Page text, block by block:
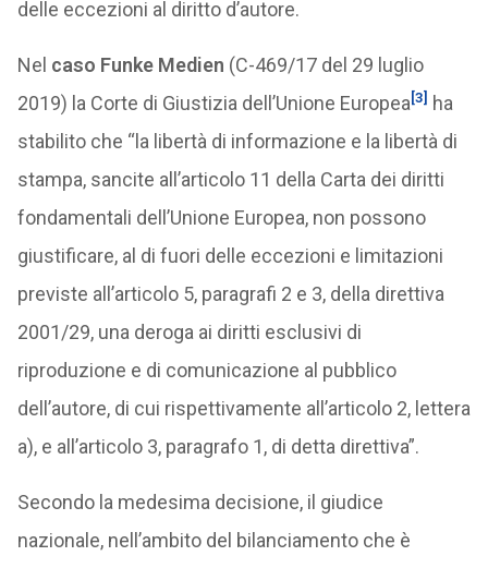
delle eccezioni al diritto d’autore.
Nel caso Funke Medien (C-469/17 del 29 luglio
2019) la Corte di Giustizia dell’Unione Europea[3] ha
stabilito che “la libertà di informazione e la libertà di
stampa, sancite all’articolo 11 della Carta dei diritti
fondamentali dell’Unione Europea, non possono
giustificare, al di fuori delle eccezioni e limitazioni
previste all’articolo 5, paragrafi 2 e 3, della direttiva
2001/29, una deroga ai diritti esclusivi di
riproduzione e di comunicazione al pubblico
dell’autore, di cui rispettivamente all’articolo 2, lettera
a), e all’articolo 3, paragrafo 1, di detta direttiva”.
Secondo la medesima decisione, il giudice
nazionale, nell’ambito del bilanciamento che è